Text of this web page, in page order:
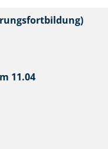
11.04